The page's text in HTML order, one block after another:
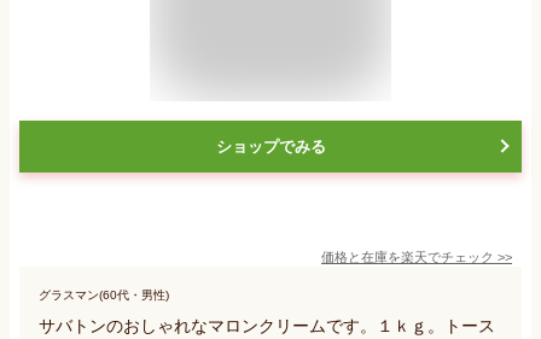
ショップでみる
価格と在庫を楽天でチェック >>
グラスマン(60代・男性)
サバトンのおしゃれなマロンクリームです。１ｋｇ。トース